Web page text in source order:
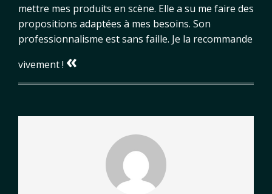
mettre mes produits en scène. Elle a su me faire des
propositions adaptées à mes besoins. Son
professionnalisme est sans faille. Je la recommande
vivement ! «